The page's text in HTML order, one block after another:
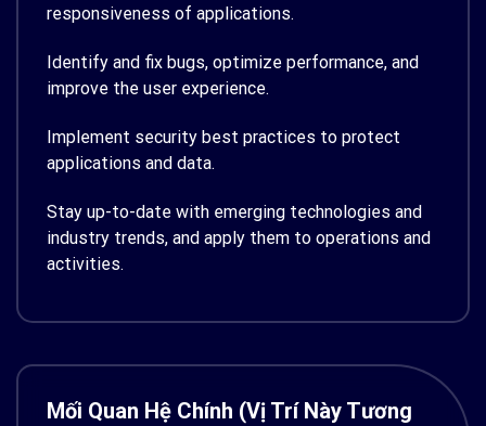
responsiveness of applications.
Identify and fix bugs, optimize performance, and
improve the user experience.
Implement security best practices to protect
applications and data.
Stay up-to-date with emerging technologies and
industry trends, and apply them to operations and
activities.
Mối Quan Hệ Chính (Vị Trí Này Tương